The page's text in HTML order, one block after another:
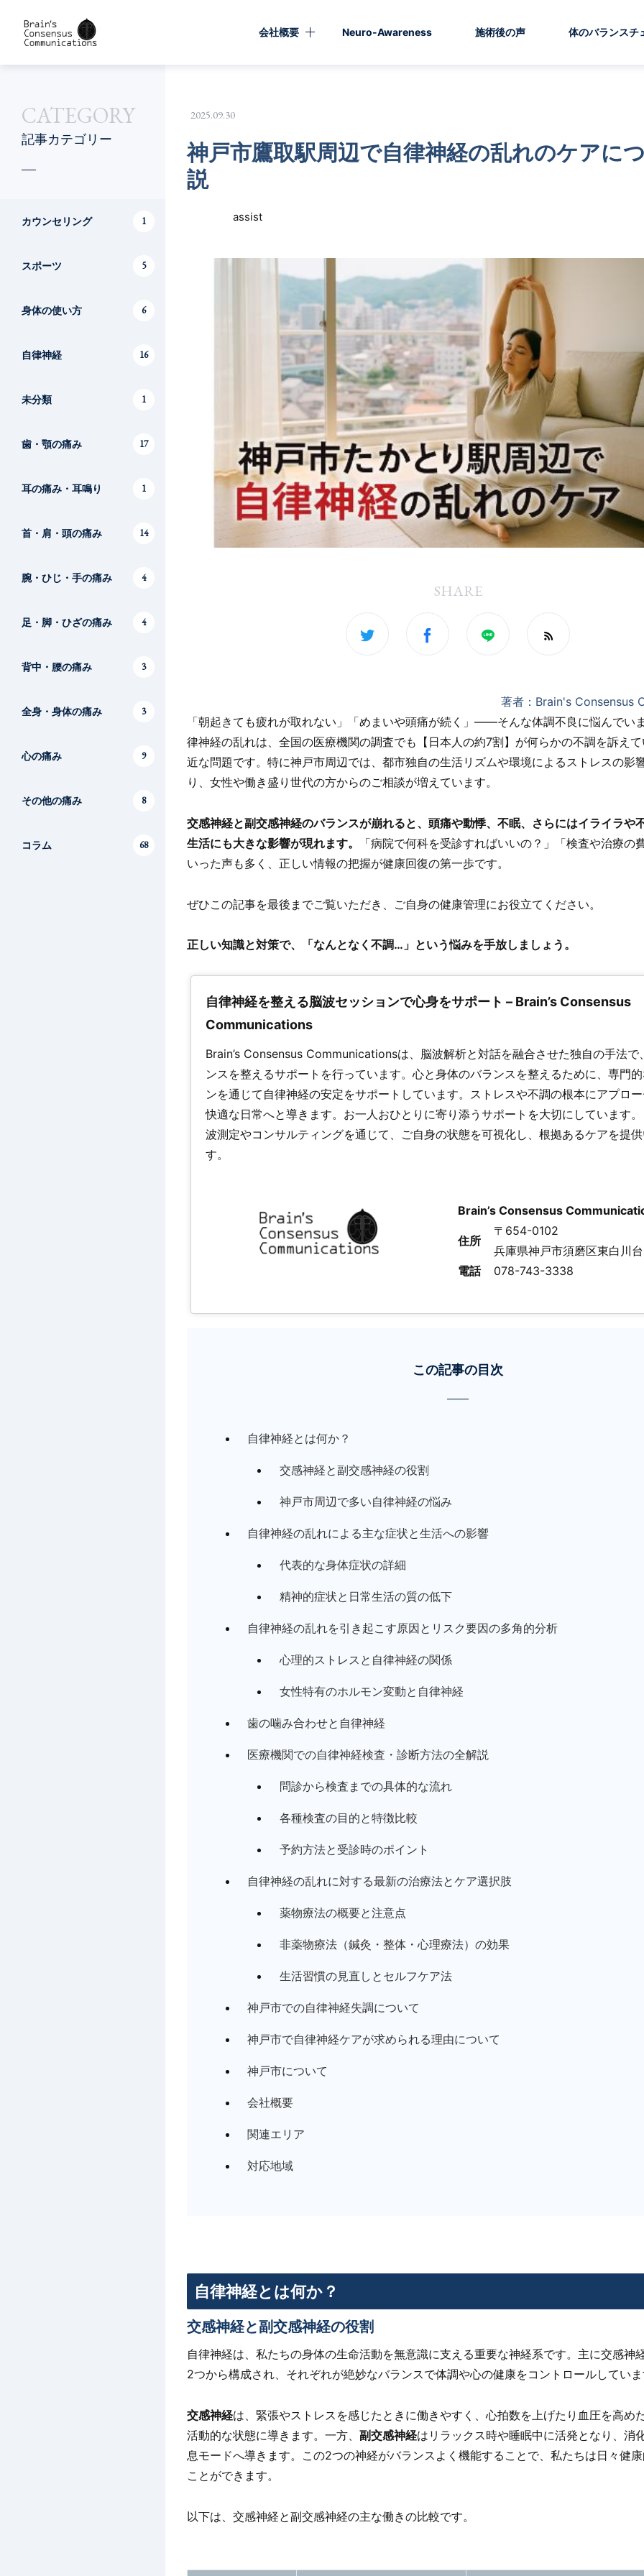
会社概要 Neuro-Awareness 施術後の声 体のバランスチ
CATEGORY
記事カテゴリー
カウンセリング 1
スポーツ 5
身体の使い方 6
自律神経 16
未分類 1
歯・顎の痛み 17
耳の痛み・耳鳴り 1
首・肩・頭の痛み 14
腕・ひじ・手の痛み 4
足・脚・ひざの痛み 4
背中・腰の痛み 3
全身・身体の痛み 3
心の痛み 9
その他の痛み 8
コラム 68
2025.09.30
神戸市鷹取駅周辺で自律神経の乱れのケアに
説
assist
SHARE
著者：Brain's Consensus
「朝起きても疲れが取れない」「めまいや頭痛が続く」――そんな体調不良に悩んでい
律神経の乱れは、全国の医療機関の調査でも【日本人の約7割】が何らかの不調を訴え
近な問題です。特に神戸市周辺では、都市独自の生活リズムや環境によるストレスの影
り、女性や働き盛り世代の方からのご相談が増えています。
交感神経と副交感神経のバランスが崩れると、頭痛や動悸、不眠、さらにはイライラや
生活にも大きな影響が現れます。
「病院で何科を受診すればいいの？」「検査や治療の
いった声も多く、正しい情報の把握が健康回復の第一歩です。
ぜひこの記事を最後までご覧いただき、ご自身の健康管理にお役立てください。
正しい知識と対策で、「なんとなく不調…」という悩みを手放しましょう。
自律神経を整える脳波セッションで心身をサポート – Brain’s Consensus
Communications
Brain’s Consensus Communicationsは、脳波解析と対話を融合させた独自の手法で
ンスを整えるサポートを行っています。心と身体のバランスを整えるために、専門
ンを通じて 自律神経の安定をサポートしています。ストレスや不調の根本にアプロ
快適な日常へと導きます。お一人おひとりに寄り添うサポートを大切にしています
波測定やコンサルティングを通じて、ご自身の状態を可視化し、根拠あるケアを提
す。
Brain’s Consensus
住所
〒654-0102
兵庫県神戸市須磨区東白川
電話
078-743-3338
この記事の目次
自律神経とは何か？
交感神経と副交感神経の役割
神戸市周辺で多い自律神経の悩み
自律神経の乱れによる主な症状と生活への影響
代表的な身体症状の詳細
精神的症状と日常生活の質の低下
自律神経の乱れを引き起こす原因とリスク要因の多角的分析
心理的ストレスと自律神経の関係
女性特有のホルモン変動と自律神経
歯の噛み合わせと自律神経
医療機関での自律神経検査・診断方法の全解説
問診から検査までの具体的な流れ
各種検査の目的と特徴比較
予約方法と受診時のポイント
自律神経の乱れに対する最新の治療法とケア選択肢
薬物療法の概要と注意点
非薬物療法（鍼灸・整体・心理療法）の効果
生活習慣の見直しとセルフケア法
神戸市での自律神経失調について
神戸市で自律神経ケアが求められる理由について
神戸市について
会社概要
関連エリア
対応地域
自律神経とは何か？
交感神経と副交感神経の役割
自律神経は、私たちの身体の生命活動を無意識に支える重要な神経系です。主に交感神
2つから構成され、それぞれが絶妙なバランスで体調や心の健康をコントロールしてい
交感神経は、緊張やストレスを感じたときに働きやすく、心拍数を上げたり血圧を高め
活動的な状態に導きます。一方、 副交感神経はリラックス時や睡眠中に活発となり、消
息モードへ導きます。この2つの神経がバランスよく機能することで、私たちは日々健
ことができます。
以下は、交感神経と副交感神経の主な働きの比較です。